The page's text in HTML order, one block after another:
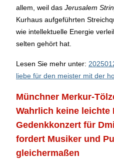
allem, weil das Jerusalem
Kurhaus aufgeführten
wie intellektuelle Energie
selten gehört hat.
Lesen Sie mehr unter:
liebe für den meister mit der
Münchner Merkur-
Wahrlich keine leichte
Gedenkkonzert für
fordert Musiker und
gleichermaßen